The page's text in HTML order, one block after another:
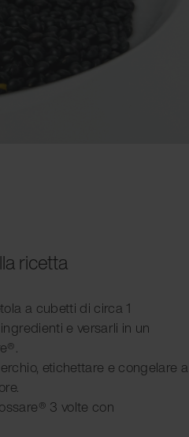
ricetta
a cubetti di circa 1
e versarli in un
etichettare e congelare a
3 volte con